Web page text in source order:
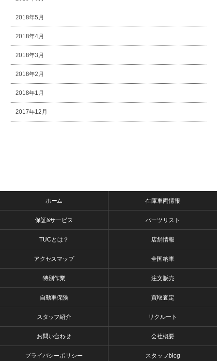
2018年5月
2018年4月
2018年3月
2018年2月
2018年1月
2017年12月
ホーム 在庫車両情報
保証&サービス パーツリスト
TUCとは？ 店舗情報
アクセスマップ 全国納車
特別作業 注文販売
自動車保険 買取査定
スタッフ紹介 リクルート
お問い合わせ 会社概要
プライバシーポリシー スタッフblog